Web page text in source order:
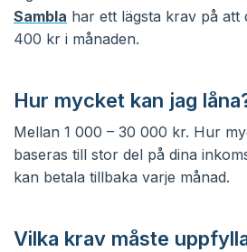
Sambla har ett lägsta krav på att
400 kr i månaden.
Hur mycket kan jag
Mellan 1 000 – 30 000 kr. Hur
baseras till stor del på dina
kan betala tillbaka varje månad.
Vilka krav måste